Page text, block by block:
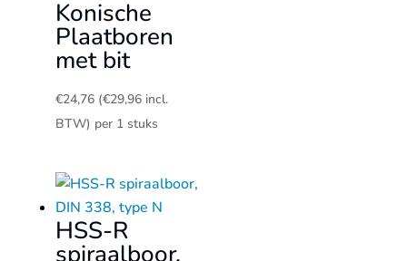
Konische
Plaatboren
met bit
€24,76 (€29,96incl.
BTW) per 1 stuks
HSS-R
spiraalboor,